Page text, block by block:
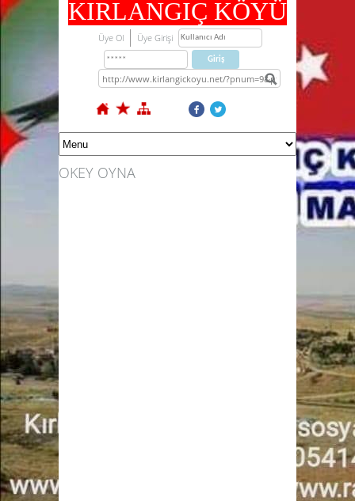
KIRLANGIÇ KÖYÜ
Üye Ol Üye Girişi
OKEY OYNA